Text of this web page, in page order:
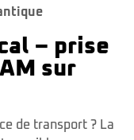
– prise
sur
de transport ? La